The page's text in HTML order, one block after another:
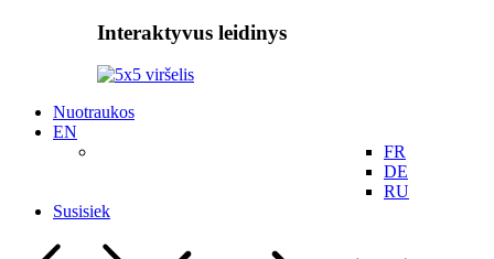
Interaktyvus leidinys
Nuotraukos
EN
FR
DE
RU
Susisiek